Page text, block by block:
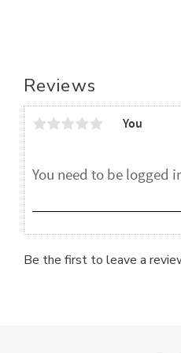
Reviews
You
Be the first to leave a